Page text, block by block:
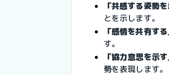
「共感する姿勢を
とを示します。
「感情を共有する
す。
「協力意思を示す
勢を表現します。